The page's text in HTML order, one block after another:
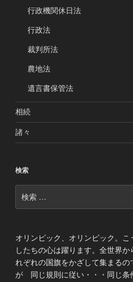
行政機関休日法
行政法
裁判所法
農地法
遺言書保管法
相続
諸々
検索
索:
オリンピック、オリンピック。こ
したちの心は躍ります。全世界
れぞれの国旗をかざして集まる
が 同じ規則に従い・・・同じ